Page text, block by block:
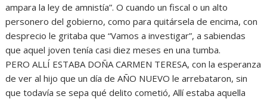
ampara la ley de amnistía”. O cuando un fiscal o un alto
personero del gobierno, como para quitársela de encima, con
desprecio le gritaba que “Vamos a investigar”, a sabiendas
que aquel joven tenía casi diez meses en una tumba.
PERO ALLÍ ESTABA DOÑA CARMEN TERESA, con la esperanza
de ver al hijo que un día de AÑO NUEVO le arrebataron, sin
que todavía se sepa qué delito cometió, Allí estaba aquella